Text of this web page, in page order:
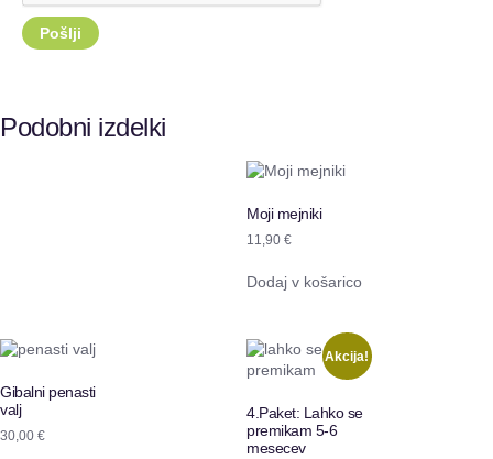
Podobni izdelki
Moji mejniki
11,90 €
Dodaj v košarico
Gibalni penasti
valj
30,00 €
Akcija!
4.Paket: Lahko se
premikam 5-6
mesecev